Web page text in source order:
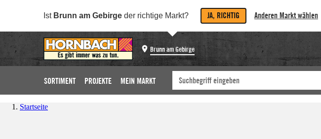
Ist Brunn am Gebirge der richtige Markt? JA, RICHTIG Anderen Markt wählen
Brunn am Gebirge
SORTIMENT PROJEKTE MEIN MARKT
Startseite